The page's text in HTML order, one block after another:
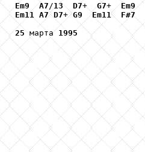
Em9
A7 /13 D7+ G7+ Em9
Em11
A7 D7+ G9 Em11 F#7
25 марта 1995